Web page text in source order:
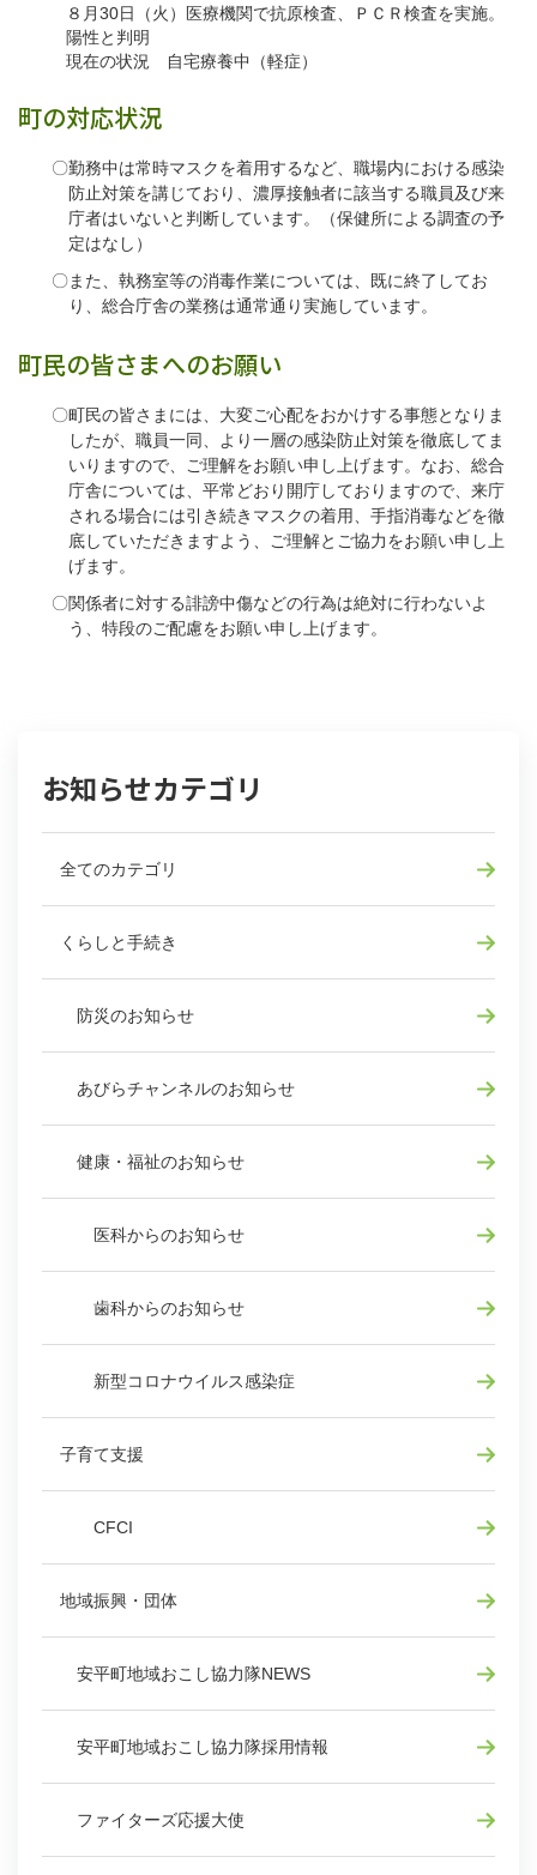
８月30日（火）医療機関で抗原検査、ＰＣＲ検査を実施。
陽性と判明
現在の状況 自宅療養中（軽症）
町の対応状況
〇勤務中は常時マスクを着用するなど、職場内における感染
防止対策を講じており、濃厚接触者に該当する職員及び来
庁者はいないと判断しています。（保健所による調査の予
定はなし）
〇また、執務室等の消毒作業については、既に終了してお
り、総合庁舎の業務は通常通り実施しています。
町民の皆さまへのお願い
〇町民の皆さまには、大変ご心配をおかけする事態となりま
したが、職員一同、より一層の感染防止対策を徹底してま
いりますので、ご理解をお願い申し上げます。なお、総合
庁舎については、平常どおり開庁しておりますので、来庁
される場合には引き続きマスクの着用、手指消毒などを徹
底していただきますよう、ご理解とご協力をお願い申し上
げます。
〇関係者に対する誹謗中傷などの行為は絶対に行わないよ
う、特段のご配慮をお願い申し上げます。
お知らせカテゴリ
全てのカテゴリ
くらしと手続き
防災のお知らせ
あびらチャンネルのお知らせ
健康・福祉のお知らせ
医科からのお知らせ
歯科からのお知らせ
新型コロナウイルス感染症
子育て支援
CFCI
地域振興・団体
安平町地域おこし協力隊NEWS
安平町地域おこし協力隊採用情報
ファイターズ応援大使